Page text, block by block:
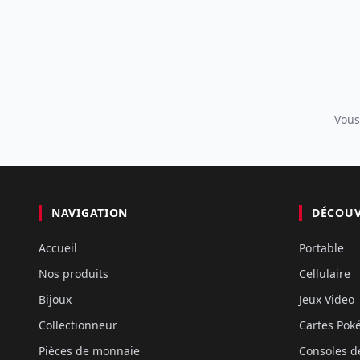
NAVIGATION
Accueil
Nos produits
Bijoux
Collectionneur
Pièces de monnaie
Portable
Cellulaire
Jeux Video
Cartes
Consoles